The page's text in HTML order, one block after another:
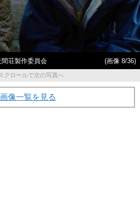
荘製作委員会
(画像 8/36)
クロールで次の写真へ
画像一覧を見る